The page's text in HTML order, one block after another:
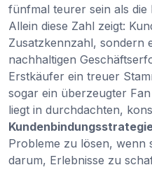
fünfmal teurer sein als die
Allein diese Zahl zeigt:
Zusatzkennzahl, sondern
nachhaltigen
Erstkäufer ein treuer
sogar ein überzeugter
liegt in durchdachten,
Probleme zu lösen, wenn
darum, Erlebnisse zu